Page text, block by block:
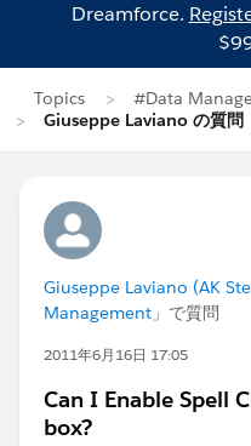
Dreamforce.
Topics
#Data
Giuseppe Laviano の質問
Giuseppe Laviano (AK
Management 」で質問
2011年6月16日 17:05
Can I Enable Spell
box?